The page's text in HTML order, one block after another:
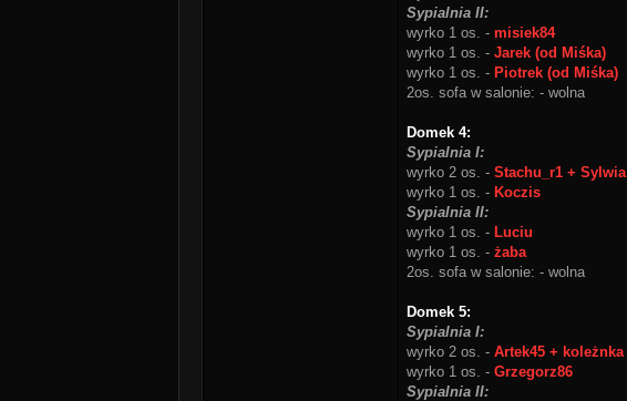
Sypialnia II:
wyrko 1 os. - misiek84
wyrko 1 os. - Jarek (od Miśka)
wyrko 1 os. - Piotrek (od Miśka)
2os. sofa w salonie: - wolna
Domek 4:
Sypialnia I:
wyrko 2 os. - Stachu_r1 + Sylwia
wyrko 1 os. - Koczis
Sypialnia II:
wyrko 1 os. - Luciu
wyrko 1 os. - żaba
2os. sofa w salonie: - wolna
Domek 5:
Sypialnia I:
wyrko 2 os. - Artek45 + koleżnka
wyrko 1 os. - Grzegorz86
Sypialnia II: